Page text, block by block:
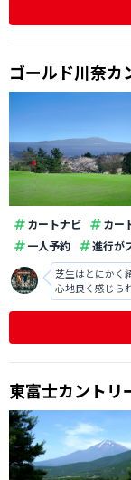
ゴールド川奈カ
カートナビ カー
一人予約
進行が
芝生はとにかく
心地良く感じら
されている印象
東富士カントリ